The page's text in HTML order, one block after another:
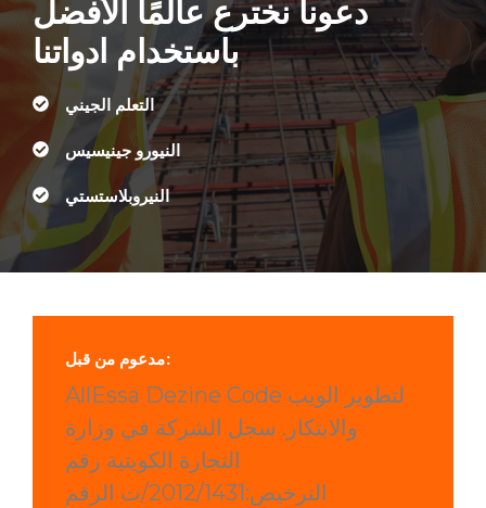
دعونا نخترع عالمًا الأفضل
باستخدام ادواتنا
التعلم الجيني
النيورو جينيسيس
النيروبلاستستي
مدعوم من قبل:
AllEssa Dezine Code لتطوير الويب
والابتكار. سجل الشركة في وزارة
التجارة الكويتية رقم
الترخيص:2012/1431/ت الرقم